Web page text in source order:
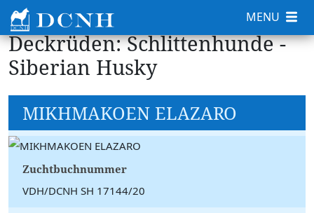
Deckrüden: Schlittenhunde -
Siberian Husky
MIKHMAKOEN ELAZARO
Zuchtbuchnummer
VDH/DCNH SH 17144/20
MENU